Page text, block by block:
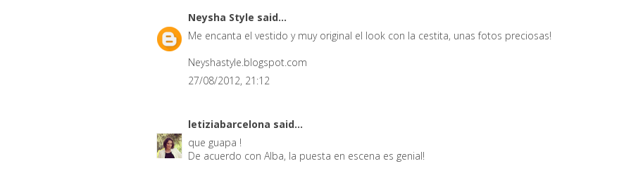
Neysha Style said...
Me encanta el vestido y muy original el look con la cestita, unas fotos preciosas!
Neyshastyle.blogspot.com
27/08/2012, 21:12
letiziabarcelona said...
que guapa !
De acuerdo con Alba, la puesta en escena es genial!